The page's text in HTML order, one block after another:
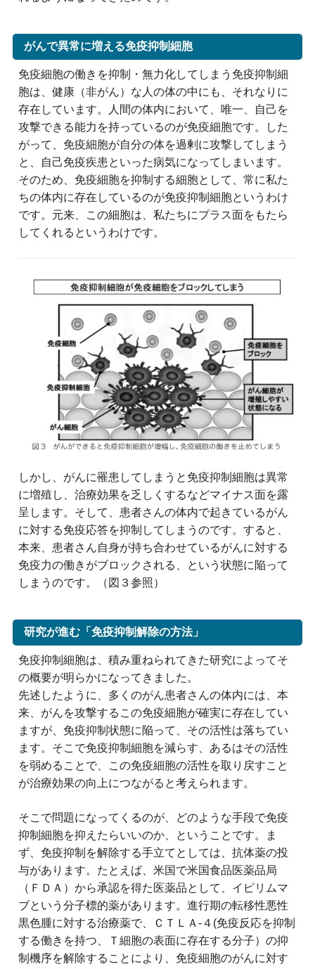
がんで異常に増える免疫抑制細胞
免疫細胞の働きを抑制・無力化してしまう免疫抑制細
胞は、健康（非がん）な人の体の中にも、それなりに
存在しています。人間の体内において、唯一、自己を
攻撃できる能力を持っているのが免疫細胞です。した
がって、免疫細胞が自分の体を過剰に攻撃してしまう
と、自己免疫疾患といった病気になってしまいます。
そのため、免疫細胞を抑制する細胞として、常に私た
ちの体内に存在しているのが免疫抑制細胞というわけ
です。元来、この細胞は、私たちにプラス面をもたら
してくれるというわけです。
しかし、がんに罹患してしまうと免疫抑制細胞は異常
に増殖し、治療効果を乏しくするなどマイナス面を露
呈します。そして、患者さんの体内で起きているがん
に対する免疫応答を抑制してしまうのです。すると、
本来、患者さん自身が持ち合わせているがんに対する
免疫力の働きがブロックされる、という状態に陥って
しまうのです。（図３参照）
研究が進む「免疫抑制解除の方法」
免疫抑制細胞は、積み重ねられてきた研究によってそ
の概要が明らかになってきました。
先述したように、多くのがん患者さんの体内には、本
来、がんを攻撃するこの免疫細胞が確実に存在してい
ますが、免疫抑制状態に陥って、その活性は落ちてい
ます。そこで免疫抑制細胞を減らす、あるはその活性
を弱めることで、この免疫細胞の活性を取り戻すこと
が治療効果の向上につながると考えられます。
そこで問題になってくるのが、どのような手段で免疫
抑制細胞を抑えたらいいのか、ということです。ま
ず、免疫抑制を解除する手立てとしては、抗体薬の投
与があります。たとえば、米国で米国食品医薬品局
（ＦＤＡ）から承認を得た医薬品として、イピリムマ
ブという分子標的薬があります。進行期の転移性悪性
黒色腫に対する治療薬で、ＣＴＬＡ‐４(免疫反応を抑制
する働きを持つ、Ｔ細胞の表面に存在する分子）の抑
制機序を解除することにより、免疫細胞のがんに対す